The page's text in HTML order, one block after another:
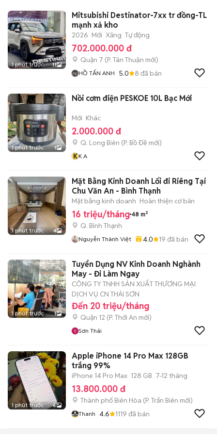
1 phút trước 11
Mitsubishi Destinator-7xx tr đồng-TL
mạnh xả kho
2026 Mới Xăng Tự động
702.000.000 đ
Quận 7 (P. Tân Thuận mới)
HỒ TẤN ANH 5.0 8 đã bán
1 phút trước 1
Nồi cơm điện PESKOE 10L Bạc Mới
Mới Khác
2.000.000 đ
Q. Long Biên (P. Bồ Đề mới)
KK A
1 phút trước 4
Mặt Bằng Kinh Doanh Lối đi Riêng Tại
Chu Văn An - Bình Thạnh
Mặt bằng kinh doanh Hoàn thiện cơ bản
16 triệu/tháng 48 m²
Q. Bình Thạnh
Nguyễn Thành Việt 4.0 19 đã bán
1 phút trước 1
Tuyển Dụng NV Kinh Doanh Nghành
May - Đi Làm Ngay
CÔNG TY TNHH SẢN XUẤT THƯƠNG MẠI
DỊCH VỤ CN THÁI SƠN
Đến 20 triệu/tháng
Quận 12 (P. Thới An mới)
Sơn Thái
1 phút trước 6
Apple iPhone 14 Pro Max 128GB
trắng 99%
iPhone 14 Pro Max 128 GB 7-12 tháng
13.800.000 đ
Thành phố Biên Hòa (P. Trấn Biên mới)
Thanh 4.6 1119 đã bán